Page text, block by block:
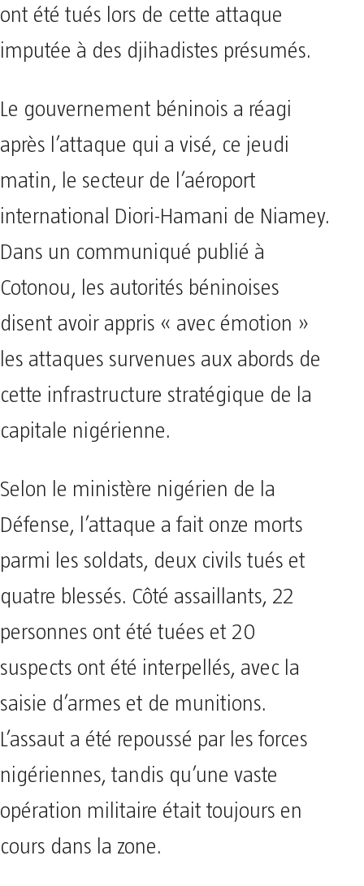
ont été tués lors de cette attaque
imputée à des djihadistes présumés.
Le gouvernement béninois a réagi
après l’attaque qui a visé, ce jeudi
matin, le secteur de l’aéroport
international Diori-Hamani de Niamey.
Dans un communiqué publié à
Cotonou, les autorités béninoises
disent avoir appris « avec émotion »
les attaques survenues aux abords de
cette infrastructure stratégique de la
capitale nigérienne.
Selon le ministère nigérien de la
Défense, l’attaque a fait onze morts
parmi les soldats, deux civils tués et
quatre blessés. Côté assaillants, 22
personnes ont été tuées et 20
suspects ont été interpellés, avec la
saisie d’armes et de munitions.
L’assaut a été repoussé par les forces
nigériennes, tandis qu’une vaste
opération militaire était toujours en
cours dans la zone.